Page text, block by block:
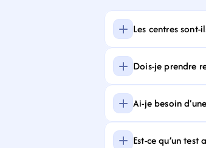
Les centres
Dois-je prendre
Ai-je besoin
Est-ce qu’un